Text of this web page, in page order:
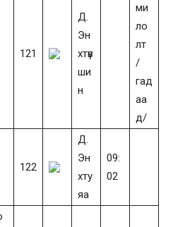
121
Д.
Эн
хтүв
ши
н
ми
ло
лт
/
гад
аа
д/
122
Д.
Эн
хту
яа
09:
02